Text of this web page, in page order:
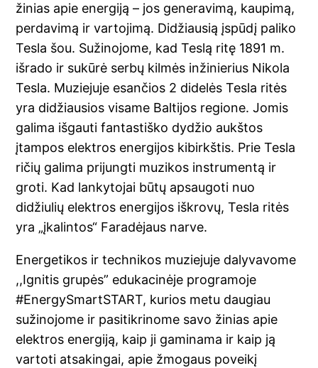
žinias apie energiją – jos generavimą, kaupimą,
perdavimą ir vartojimą. Didžiausią įspūdį paliko
Tesla šou. Sužinojome, kad Teslą ritę 1891 m.
išrado ir sukūrė serbų kilmės inžinierius Nikola
Tesla. Muziejuje esančios 2 didelės Tesla ritės
yra didžiausios visame Baltijos regione. Jomis
galima išgauti fantastiško dydžio aukštos
įtampos elektros energijos kibirkštis. Prie Tesla
ričių galima prijungti muzikos instrumentą ir
groti. Kad lankytojai būtų apsaugoti nuo
didžiulių elektros energijos iškrovų, Tesla ritės
yra „įkalintos“ Faradėjaus narve.
Energetikos ir technikos muziejuje dalyvavome
,,Ignitis grupės” edukacinėje programoje
#EnergySmartSTART, kurios metu daugiau
sužinojome ir pasitikrinome savo žinias apie
elektros energiją, kaip ji gaminama ir kaip ją
vartoti atsakingai, apie žmogaus poveikį